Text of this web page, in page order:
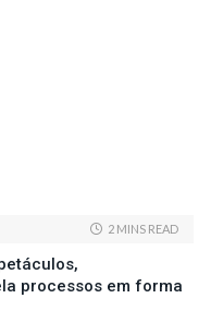
2 MINS READ
processos em forma